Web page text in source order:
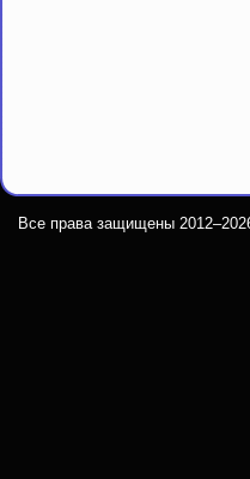
Все права защищены 2012–